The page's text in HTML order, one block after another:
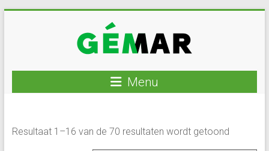
GEMAR
rijplaten
Menu
Resultaat 1–16 van de 70 resultaten wordt getoond